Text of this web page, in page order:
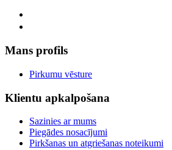
Mans profils
Pirkumu vēsture
Klientu apkalpošana
Sazinies ar mums
Piegādes nosacījumi
Pirkšanas un atgriešanas noteikumi